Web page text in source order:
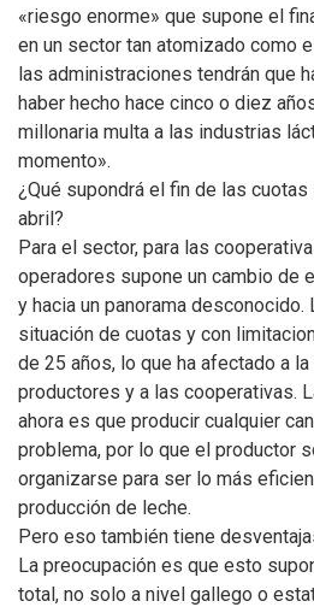
«riesgo enorme» que supone el
en un sector tan atomizado como
las administraciones tendrán que
haber hecho hace cinco o diez
millonaria multa a las industrias
momento».
¿Qué supondrá el fin de las
abril?
Para el sector, para las
operadores supone un cambio de
y hacia un panorama desconocido.
situación de cuotas y con
de 25 años, lo que ha afectado a
productores y a las cooperativas.
ahora es que producir cualquier
problema, por lo que el productor
organizarse para ser lo más
producción de leche.
Pero eso también tiene
La preocupación es que esto
total, no solo a nivel gallego o